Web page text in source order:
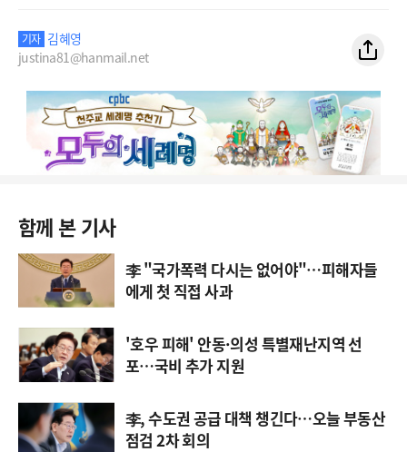
기자 김혜영
justina81@hanmail.net
함께 본 기사
李 "국가폭력 다시는 없어야"…피해자들
에게 첫 직접 사과
'호우 피해' 안동·의성 특별재난지역 선
포…국비 추가 지원
李, 수도권 공급 대책 챙긴다…오늘 부동산
점검 2차 회의